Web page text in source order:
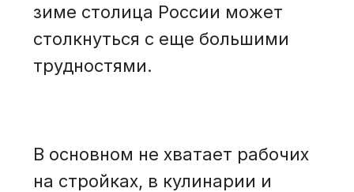
зиме столица России может
столкнуться с еще большими
трудностями.
В основном не хватает рабочих
на стройках, в кулинарии и